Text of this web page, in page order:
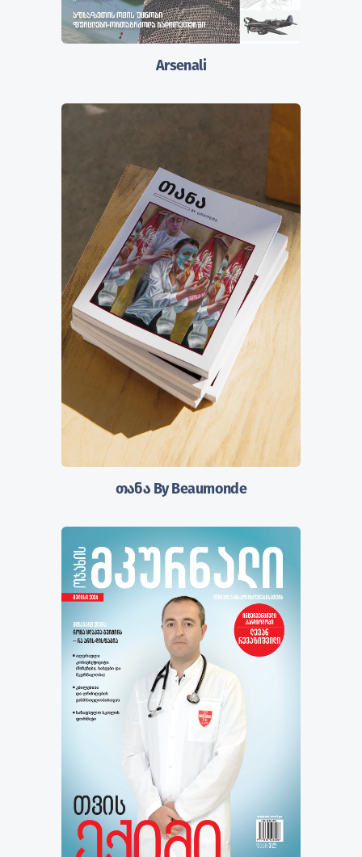
Arsenali
თანა By Beaumonde